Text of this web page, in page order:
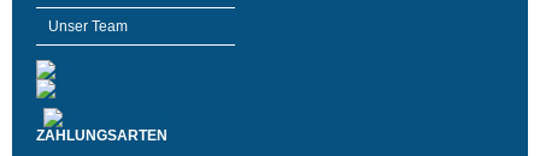
Unser Team
ZAHLUNGSARTEN